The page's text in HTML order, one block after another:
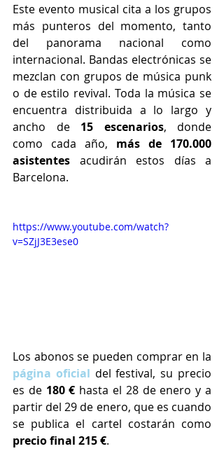
Este evento musical cita a los grupos
más punteros del momento, tanto
del panorama nacional como
internacional. Bandas electrónicas se
mezclan con grupos de música punk
o de estilo revival. Toda la música se
encuentra distribuida a lo largo y
ancho de 15 escenarios, donde
como cada año, más de 170.000
asistentes acudirán estos días a
Barcelona.
https://www.youtube.com/watch?
v=SZjJ3E3ese0
página oficial del festival, su precio
es de 180 € hasta el 28 de enero y a
partir del 29 de enero, que es cuando
precio final 215 €.